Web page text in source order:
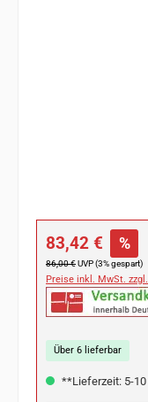
Verkaufspreis:
83,42 € %
Regulärer Preis:
86,00 €UVP (3% gespart)
Preise inkl. MwSt.
Über 6 lieferbar
**Lieferzeit: 5-10